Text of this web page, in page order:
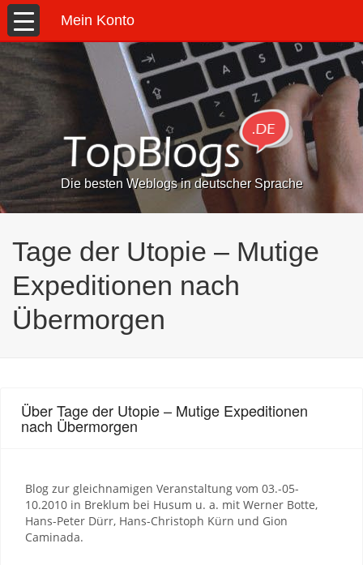
Mein Konto
Die besten Weblogs in deutscher Sprache
Tage der Utopie – Mutige
Expeditionen nach
Übermorgen
Über Tage der Utopie – Mutige Expeditionen
nach Übermorgen
Blog zur gleichnamigen Veranstaltung vom 03.-05-
10.2010 in Breklum bei Husum u. a. mit Werner Botte,
Hans-Peter Dürr, Hans-Christoph Kürn und Gion
Caminada.